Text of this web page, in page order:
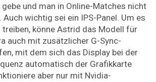
und man in Online-Matches nicht
wichtig sei ein IPS-Panel. Um es
treiben, könne Astrid das Modell für
auch mit zusätzlicher G-Sync-
mit dem sich das Display bei der
automatisch der Grafikkarte
aber nur mit Nvidia-